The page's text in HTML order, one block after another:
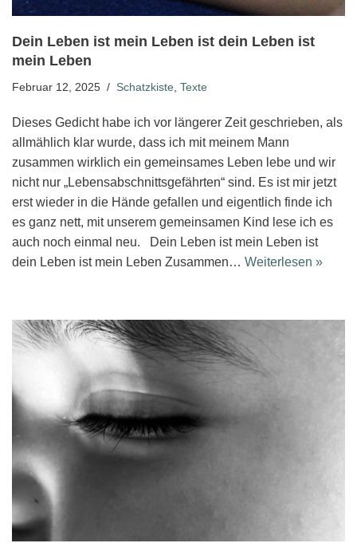
Dein Leben ist mein Leben ist dein Leben ist
mein Leben
Februar 12, 2025 Schatzkiste Texte
Dieses Gedicht habe ich vor längerer Zeit geschrieben, als
allmählich klar wurde, dass ich mit meinem Mann
zusammen wirklich ein gemeinsames Leben lebe und wir
nicht nur „Lebensabschnittsgefährten“ sind. Es ist mir jetzt
erst wieder in die Hände gefallen und eigentlich finde ich
es ganz nett, mit unserem gemeinsamen Kind lese ich es
auch noch einmal neu. Dein Leben ist mein Leben ist
dein Leben ist mein Leben Zusammen… Weiterlesen »